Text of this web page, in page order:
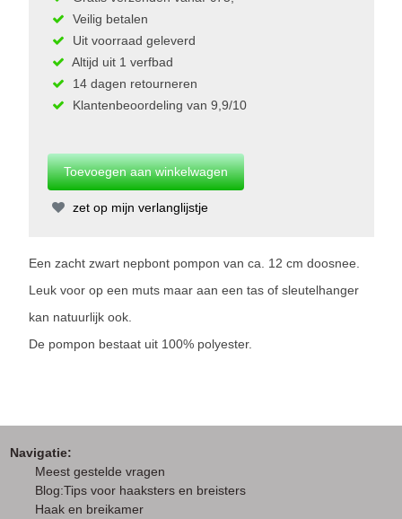
Veilig betalen
Uit voorraad geleverd
Altijd uit 1 verfbad
14 dagen retourneren
Klantenbeoordeling van 9,9/10
zet op mijn verlanglijstje
Een zacht zwart nepbont pompon van ca. 12 cm doosnee.
Leuk voor op een muts maar aan een tas of sleutelhanger
kan natuurlijk ook.
De pompon bestaat uit 100% polyester.
Navigatie:
Meest gestelde vragen
Blog:Tips voor haaksters en breisters
Haak en breikamer